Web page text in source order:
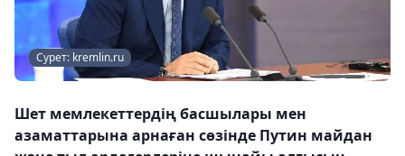
Сурет: kremlin.ru
Шет мемлекеттердің басшылары мен
азаматтарына арнаған сөзінде Путин майдан